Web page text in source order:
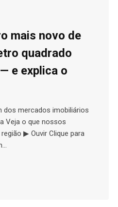
mais novo de
quadrado
e explica o
dos mercados imobiliários
Veja o que nossos
▶ Ouvir Clique para